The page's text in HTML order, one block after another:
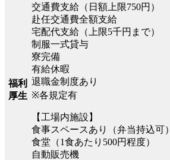
福利
厚生
交通費支給（日額上限750円）
赴任交通費全額支給
宅配代支給（上限5千円まで）
制服一式貸与
寮完備
有給休暇
退職金制度あり
※各規定有
【工場内施設】
食事スペースあり（弁当持込可）
食堂（1食あたり500円程度）
自動販売機